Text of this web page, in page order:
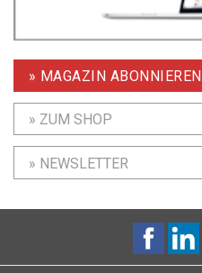
» MAGAZIN ABONNIEREN
» ZUM SHOP
» NEWSLETTER